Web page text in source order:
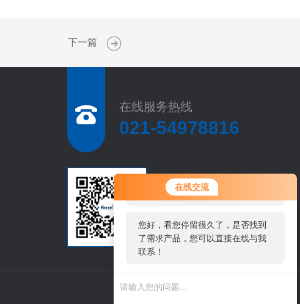
在线交流
您好！欢迎前来咨询，很高兴为您
服务，请问您要咨询什么问题呢？
您好，看您停留很久了，是否找到
了需求产品，您可以直接在线与我
联系！
下一篇
在线服务热线
021-54978816
扫
码
微
信